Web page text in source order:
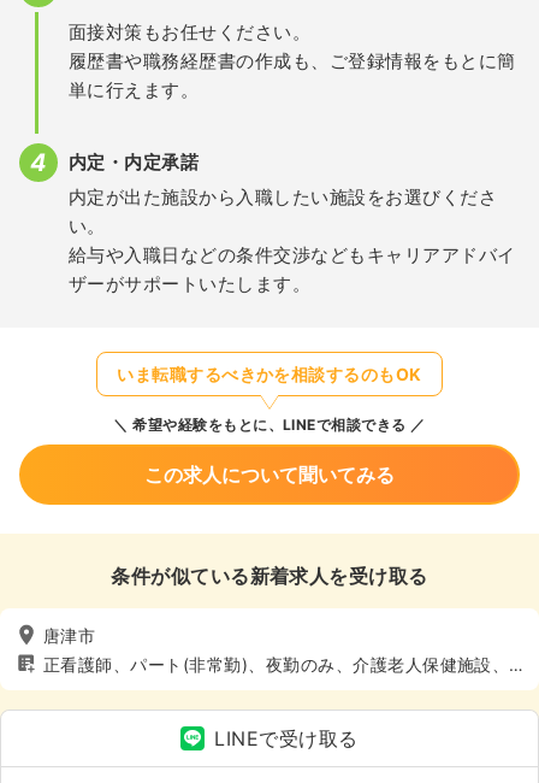
面接対策もお任せください。
履歴書や職務経歴書の作成も、ご登録情報をもとに簡
単に行えます。
内定・内定承諾
内定が出た施設から入職したい施設をお選びくださ
い。
給与や入職日などの条件交渉などもキャリアアドバイ
ザーがサポートいたします。
いま転職するべきかを相談するのもOK
希望や経験をもとに、LINEで相談できる
この求人について聞いてみる
条件が似ている新着求人を受け取る
唐津市
正看護師、パート(非常勤)、夜勤のみ、介護老人保健施設、
介護・福祉系、4週8休以上
LINEで受け取る